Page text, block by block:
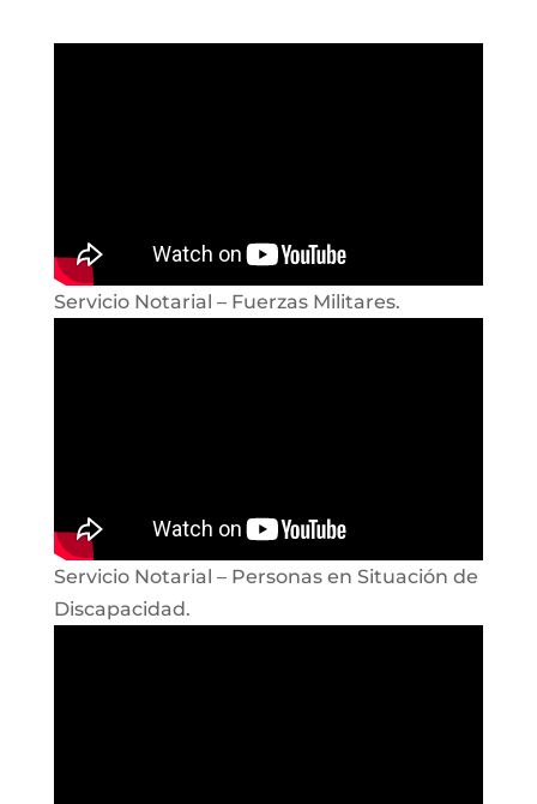
Servicio Notarial – Fuerzas Militares.
Servicio Notarial – Personas en Situación de
Discapacidad.